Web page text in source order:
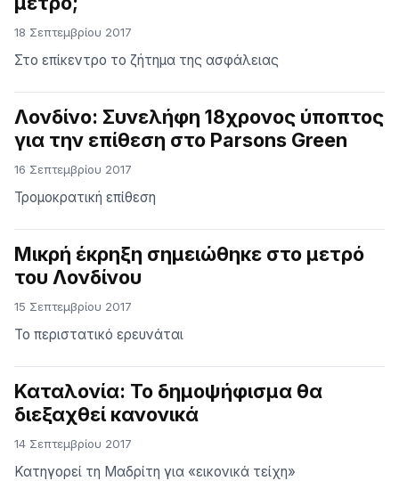
18 Σεπτεμβρίου 2017
Στο επίκεντρο το ζήτημα της ασφάλειας
Λονδίνο: Συνελήφη 18χρονος ύποπτος
για την επίθεση στο Parsons Green
16 Σεπτεμβρίου 2017
Τρομοκρατική επίθεση
Μικρή έκρηξη σημειώθηκε στο μετρό
του Λονδίνου
15 Σεπτεμβρίου 2017
Το περιστατικό ερευνάται
Καταλονία: Το δημοψήφισμα θα
διεξαχθεί κανονικά
14 Σεπτεμβρίου 2017
Κατηγορεί τη Μαδρίτη για «εικονικά τείχη»